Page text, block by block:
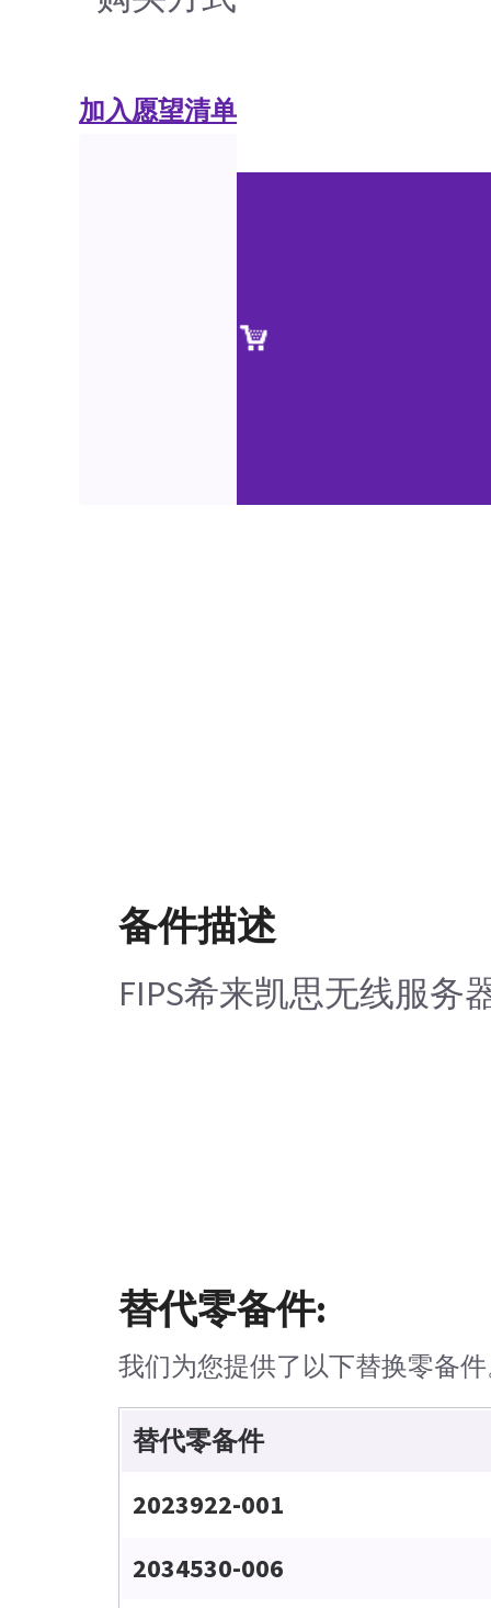
加入愿望清单
备件描述
FIPS希来凯思无线服务
替代零备件:
我们为您提供了以下替换零备
替代零备件
2023922-001
2034530-006